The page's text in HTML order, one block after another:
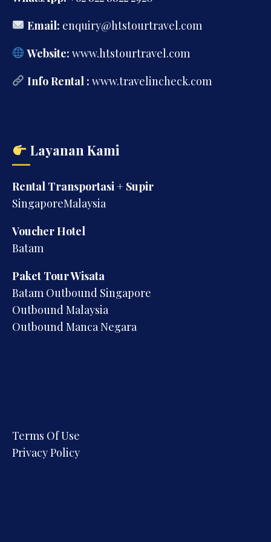
Email: enquiry@htstourtravel.com
Website: www.htstourtravel.com
Info Rental : www.travelincheck.com
Layanan Kami
Rental Transportasi + Supir
SingaporeMalaysia
Voucher Hotel
Batam
Paket Tour Wisata
Batam Outbound Singapore
Outbound Malaysia
Outbound Manca Negara
Terms Of Use
Privacy Policy